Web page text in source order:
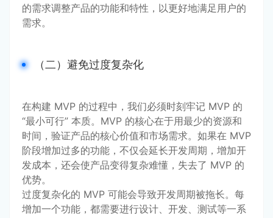
的需求调整产品的功能和特性，以更好地满足用户的
需求。
（二）避免过度复杂化
在构建 MVP 的过程中，我们必须时刻牢记 MVP 的
“最小可行” 本质。MVP 的核心在于用最少的资源和
时间，验证产品的核心价值和市场需求。如果在 MVP
阶段增加过多的功能，不仅会延长开发周期，增加开
发成本，还会使产品变得复杂难懂，失去了 MVP 的
优势。
过度复杂化的 MVP 可能会导致开发周期被拖长。每
增加一个功能，都需要进行设计、开发、测试等一系